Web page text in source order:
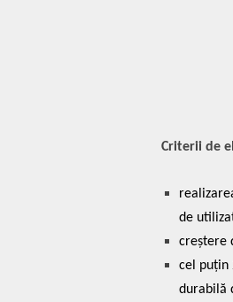
Criterii de
de
creștere
cel puțin
durabilă